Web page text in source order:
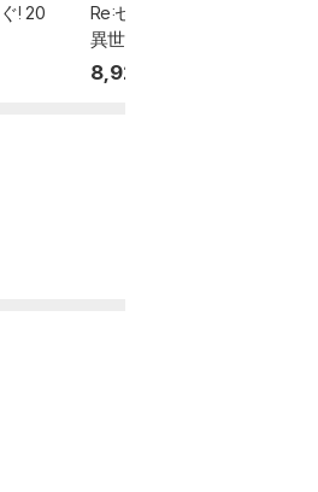
! 20
Re:ゼロから始める
異世界生活 第四章
聖域と强欲の魔女 1
8,920